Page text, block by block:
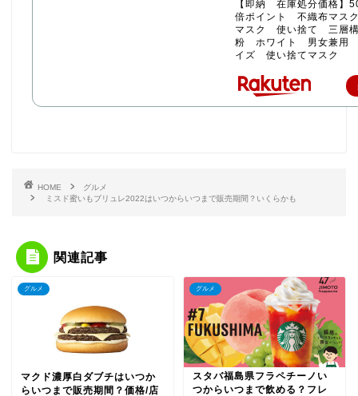
【即納 在庫処分価格
倍ポイント 不織布マ
マスク 使い捨て 三層
粉 ホワイト 男女兼用
イズ 使い捨てマスク
HOME
グルメ
ミスド蜜いもブリュレ2022はいつからいつまで販売期間？いくらかも
関連記事
グルメ
マクド濃厚白ダブチはいつか
らいつまで販売期間？価格/店
グルメ
スタバ福島県フラペチーノい
つからいつまで飲める？フレ